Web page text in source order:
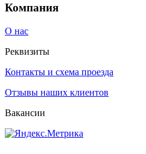
Компания
О нас
Реквизиты
Контакты и схема проезда
Отзывы наших клиентов
Вакансии